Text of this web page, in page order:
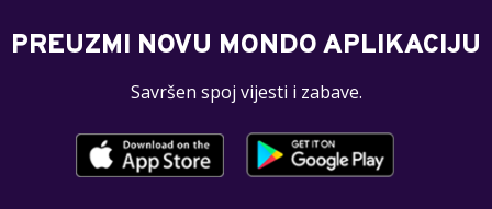
PREUZMI NOVU MONDO APLIKACIJU
Savršen spoj vijesti i zabave.